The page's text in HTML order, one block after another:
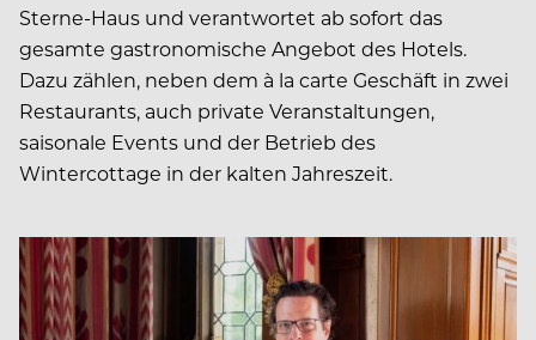
Sterne-Haus und verantwortet ab sofort das
gesamte gastronomische Angebot des Hotels.
Dazu zählen, neben dem à la carte Geschäft in zwei
Restaurants, auch private Veranstaltungen,
saisonale Events und der Betrieb des
Wintercottage in der kalten Jahreszeit.